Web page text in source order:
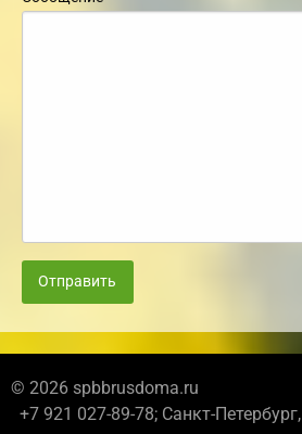
Отправить
© 2026 spbbrusdoma.ru
+7 921 027-89-78; Санкт-